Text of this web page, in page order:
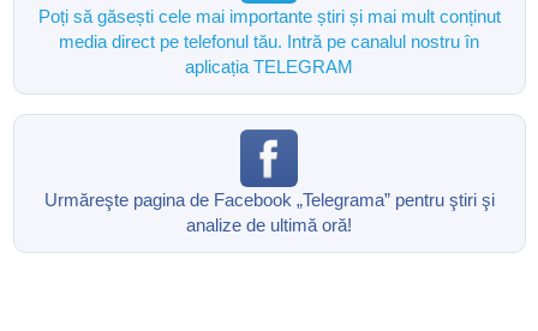
Poți să găsești cele mai importante știri și mai mult conținut
media direct pe telefonul tău. Intră pe canalul nostru în
aplicația TELEGRAM
Urmăreşte pagina de Facebook „Telegrama” pentru ştiri şi
analize de ultimă oră!